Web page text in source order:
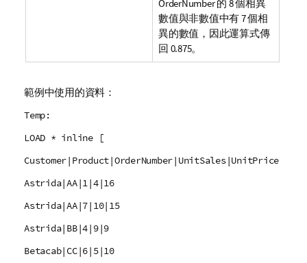
OrderNumber的 8 個相異
數值與非數值中有 7 個相
異的數值，因此運算式傳
回 0.875。
範例中使用的資料：
Temp:
LOAD * inline [
Customer|Product|OrderNumber|UnitSales|UnitPrice
Astrida|AA|1|4|16
Astrida|AA|7|10|15
Astrida|BB|4|9|9
Betacab|CC|6|5|10